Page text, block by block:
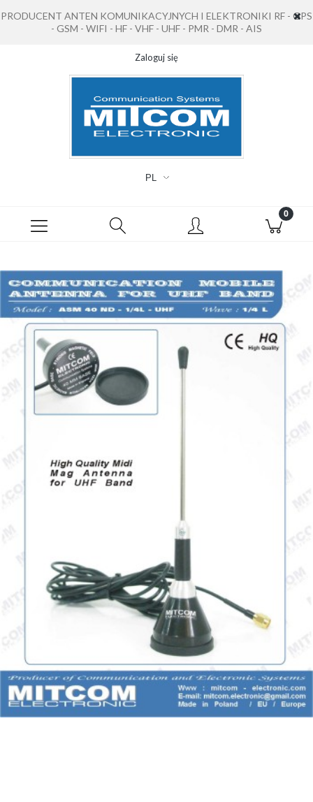
PRODUCENT ANTEN KOMUNIKACYJNYCH I ELEKTRONIKI RF - GPS
- GSM - WIFI - HF - VHF - UHF - PMR - DMR - AIS
Zaloguj się